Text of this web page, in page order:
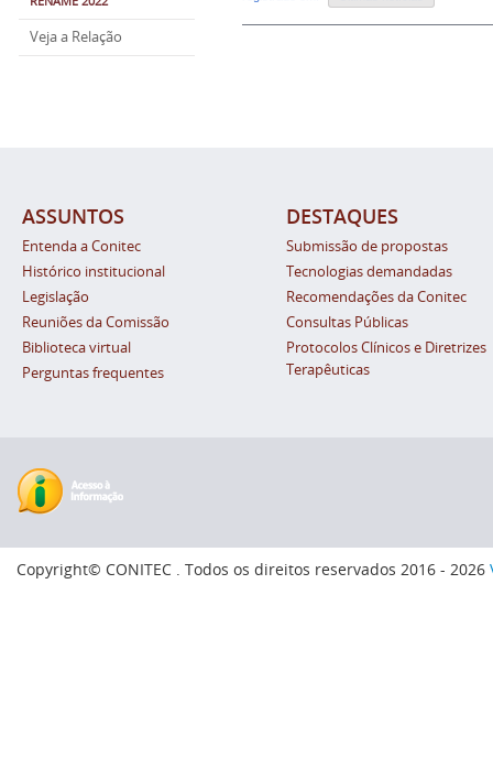
Veja a Relação
ASSUNTOS
Entenda a Conitec
Histórico institucional
Legislação
Reuniões da Comissão
Biblioteca virtual
Perguntas frequentes
DESTAQUES
Submissão de propostas
Tecnologias demandadas
Recomendações da Conitec
Consultas Públicas
Protocolos Clínicos e Diretrizes
Terapêuticas
Copyright© CONITEC . Todos os direitos reservados 2016 - 2026